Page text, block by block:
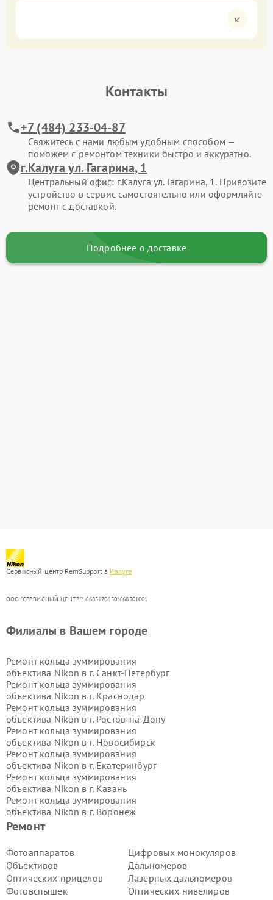
Контакты
+7 (484) 233-04-87
Свяжитесь с нами любым удобным способом —
поможем с ремонтом техники быстро и аккуратно.
г.Калуга ул. Гагарина, 1
Центральный офис: г.Калуга ул. Гагарина, 1. Привозите
устройство в сервис самостоятельно или оформляйте
ремонт с доставкой.
Подробнее о доставке
Сервисный центр RemSupport в Калуге
ООО "СЕРВИСНЫЙ ЦЕНТР"* 6685170650*668501001
Ремонт
Фотоаппаратов
Объективов
Оптических прицелов
Фотовспышек
Цифровых монокуляров
Дальномеров
Лазерных дальномеров
Оптических нивелиров
Филиалы в Вашем городе
Ремонт кольца зуммирования
объектива Nikon в г. Санкт-Петербург
Ремонт кольца зуммирования
объектива Nikon в г. Краснодар
Ремонт кольца зуммирования
объектива Nikon в г. Ростов-на-Дону
Ремонт кольца зуммирования
объектива Nikon в г. Новосибирск
Ремонт кольца зуммирования
объектива Nikon в г. Екатеринбург
Ремонт кольца зуммирования
объектива Nikon в г. Казань
Ремонт кольца зуммирования
объектива Nikon в г. Воронеж
Ремонт кольца зуммирования
Ремонт кольца зуммирования
объектива Nikon в г.
Самара
Ремонт кольца зуммирования
объектива Nikon в г.Пермь
Ремонт кольца зуммирования